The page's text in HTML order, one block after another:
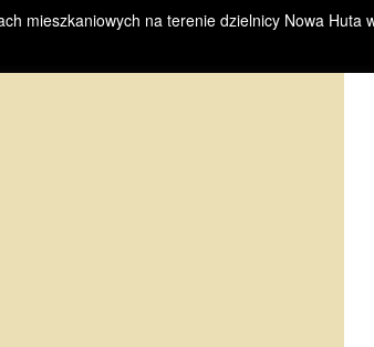
mieszkaniowych na terenie dzielnicy Nowa Huta